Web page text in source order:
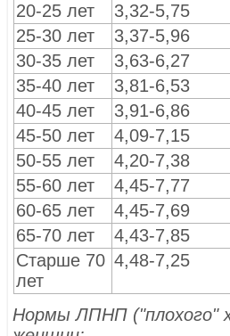
20-25 лет
3,32-5,75
25-30 лет
3,37-5,96
30-35 лет
3,63-6,27
35-40 лет
3,81-6,53
40-45 лет
3,91-6,86
45-50 лет
4,09-7,15
50-55 лет
4,20-7,38
55-60 лет
4,45-7,77
60-65 лет
4,45-7,69
65-70 лет
4,43-7,85
Старше 70
лет
4,48-7,25
Нормы ЛПНП ("плохого"